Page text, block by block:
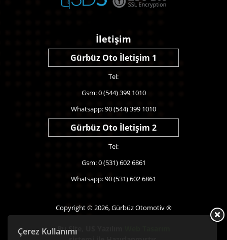
Çerez Kullanımı
İletişim
Gürbüz Oto İletişim 1
Tel:
Gsm: 0 (544) 399 1010
Whatsapp: 90 (544) 399 1010
Gürbüz Oto İletişim 2
Tel:
Gsm: 0 (531) 602 6861
Whatsapp: 90 (531) 602 6861
Copyright © 2026, Gürbüz Otomotiv ®
Bu Site,